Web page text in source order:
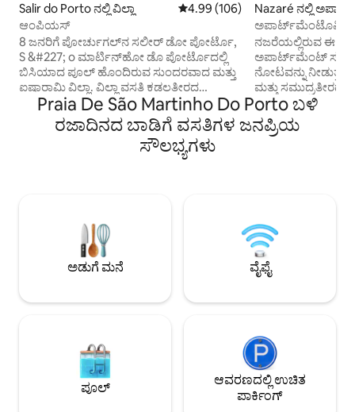
Salir do Porto ನಲ್ಲಿ ವಿಲ್ಲಾ 5 ರಲ್ಲಿ 4.99 ಸರಾಸರಿ ರೇಟಿಂಗ್, 106
4.99 (106)
ಆಂಪಿಯಸ್
8 ಜನರಿಗೆ ಪೋರ್ಚುಗಲ್‌ನ ಸಲೀರ್ ಡೋ ಪೋರ್ಟೊ,
S &#227; o ಮಾರ್ಟಿನ್‌ಹೋ ಡೊ ಪೋರ್ಟೊದಲ್ಲಿ
ಬಿಸಿಯಾದ ಪೂಲ್ ಹೊಂದಿರುವ ಸುಂದರವಾದ ಮತ್ತು
ಐಷಾರಾಮಿ ವಿಲ್ಲಾ. ವಿಲ್ಲಾ ವಸತಿ ಕಡಲತೀರದ
ಪ್ರದೇಶದಲ್ಲಿದೆ, ರೆಸ್ಟೋರೆಂಟ್‌ಗಳು ಮತ್ತು ಬಾರ್‌ಗಳು,
ಅಂಗಡಿಗಳು ಮತ್ತು ಸೂಪರ್‌ಮಾರ್ಕೆಟ್‌ಗಳಿಗೆ
ಹತ್ತಿರದಲ್ಲಿದೆ, ದಿ ಡ್ಯೂನ್ಸ್ ಕಡಲತೀರದಿಂದ 500
ಮೀಟರ್ ದೂರದಲ್ಲಿ ಮತ್ತು S & # 227; o
ಮಾರ್ಟಿನ್‌ಹೋ ಡೊ ಪೋರ್ಟೊ ಬೇಯಿಂದ 0,5 ಕಿ
ಹರಡಿದೆ. ವಸತಿ ಸೌಕರ್ಯವು ಸಾಕಷ್ಟು ಗೌಪ್ಯತೆ,
ಜಲ್ಲಿಕಲ್ಲು ಮತ್ತು ಮರಗಳನ್ನು ಹೊಂದಿರುವ ಅದ್ಭುತ
ಹುಲ್ಲುಹಾಸಿನ ಉದ್ಯಾನ, ಅದ್ಭುತ ಶಾಖವನ್ನು
ನೀಡುತ್ತದೆ...
Nazaré ನಲ್ಲಿ
ನಜರೆಯಲ್ಲಿರುವ ಈ
ಅಪಾರ್ಟ್‌ಮೆಂಟ್
ನೋಟವನ್ನು
ಮತ್ತು ಸಮುದ್ರತೀರದ
ಸೂಕ್ತವಾಗಿದೆ. ವಸತಿ
ಕೋಣೆಗಳು, ಒಂದು
ಸಮುದ್ರದ ನೋಟವನ್ನು
ಸವಲತ್ತು ಪಡೆದ
ಯಾವುದೇ ಸಮಯದಲ್ಲಿ
ವಿಹಾರಕ್ಕೆ ಸೂಕ್ತವಾಗಿದೆ.
Praia De São Martinho Do Porto ಬಳಿ
ರಜಾದಿನದ ಬಾಡಿಗೆ ವಸತಿಗಳ ಜನಪ್ರಿಯ
ಸೌಲಭ್ಯಗಳು
ಅಡುಗೆ ಮನೆ ವೈಫೈ
ಪೂಲ್
ಆವರಣದಲ್ಲಿ ಉಚಿತ
ಪಾರ್ಕಿಂಗ್